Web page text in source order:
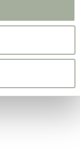
RVS bakken
zijn